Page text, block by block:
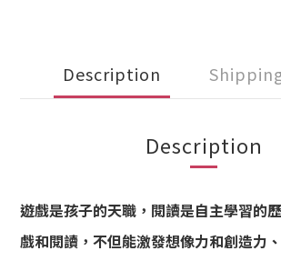
Description
Description
遊戲是孩子的天職，閱讀是自主學習的
戲和閱讀，不但能激發想像力和創造力